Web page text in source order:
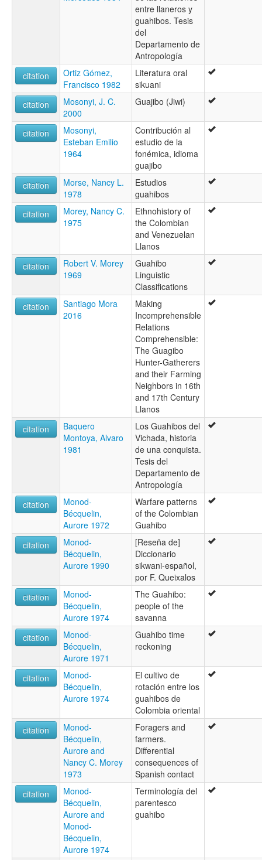
entre llaneros y
guahibos. Tesis
del
Departamento de
Antropología
citation
Ortiz Gómez,
Francisco 1982
Literatura oral
sikuani
citation
Mosonyi, J. C.
2000
Guajibo (Jiwi)
citation
Mosonyi,
Esteban Emilio
1964
Contribución al
estudio de la
fonémica, idioma
guajibo
citation
Morse, Nancy L.
1978
Estudios
guahibos
citation
Morey, Nancy C.
1975
Ethnohistory of
the Colombian
and Venezuelan
Llanos
citation
Robert V. Morey
1969
Guahibo
Linguistic
Classifications
citation
Santiago Mora
2016
Making
Incomprehensible
Relations
Comprehensible:
The Guagibo
Hunter-Gatherers
and their Farming
Neighbors in 16th
and 17th Century
Llanos
citation
Baquero
Montoya, Alvaro
1981
Los Guahibos del
Vichada, historia
de una conquista.
Tesis del
Departamento de
Antropología
citation
Monod-
Bécquelin,
Aurore 1972
Warfare patterns
of the Colombian
Guahibo
citation
Monod-
Bécquelin,
Aurore 1990
[Reseña de]
Diccionario
sikwani-español,
por F. Queixalos
citation
Monod-
Bécquelin,
Aurore 1974
The Guahibo:
people of the
savanna
citation
Monod-
Bécquelin,
Aurore 1971
Guahibo time
reckoning
citation
Monod-
Bécquelin,
Aurore 1974
El cultivo de
rotación entre los
guahibos de
Colombia oriental
citation
Monod-
Bécquelin,
Aurore and
Nancy C. Morey
1973
Foragers and
farmers.
Differential
consequences of
Spanish contact
citation
Monod-
Bécquelin,
Aurore and
Monod-
Bécquelin,
Aurore 1974
Terminología del
parentesco
guahibo